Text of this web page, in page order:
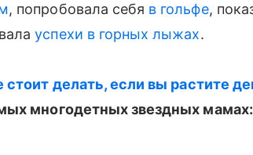
, попробовала себя в гольфе,
успехи в горных лыжах.
стоит делать, если вы растите
многодетных звездных мамах: